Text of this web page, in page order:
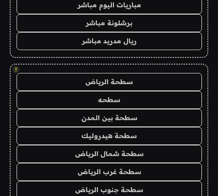
مباريات اليوم مباشر
برشلونة مباشر
ريال مدريد مباشر
!
سطحة الرياض
سطحه
سطحة بين المدن
سطحة هيدروليك
سطحة شمال الرياض
سطحة غرب الرياض
سطحة جنوب الرياض